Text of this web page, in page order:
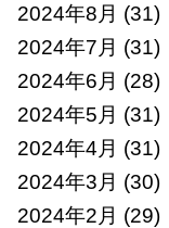
2024年8月 (31)
2024年7月 (31)
2024年6月 (28)
2024年5月 (31)
2024年4月 (31)
2024年3月 (30)
2024年2月 (29)